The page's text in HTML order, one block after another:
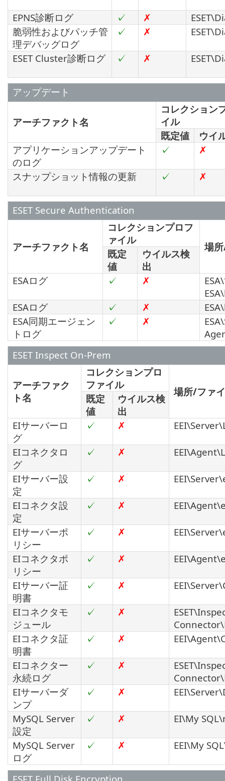
EPNS診断ログ ✓ ✗
脆弱性およびパッチ管
理デバッグログ
✓ ✗
ESET Cluster診断ログ ✓ ✗
アップデート
アーチファクト名
コレクション
イル
既定値
ウイ
アプリケーションアップデート
のログ
✓ ✗
スナップショット情報の更新 ✓ ✗
ESET Secure Authentication
アーチファクト名
コレクションプロフ
ァイル
場
既定
値
ウイルス検
出
ESAログ
✓ ✗
ESAログ
✓ ✗
ESA同期エージェン
トログ
✓ ✗
ESET Inspect On-Prem
アーチファク
ト名
コレクションプロ
ファイル
場所/ファ
既定
値
ウイルス検
出
EIサーバーロ
グ
✓ ✗
EIコネクタロ
グ
✓ ✗
EIサーバー設
定
✓ ✗
EIコネクタ設
定
✓ ✗
EIサーバーポ
リシー
✓ ✗
EIコネクタポ
リシー
✓ ✗
EIサーバー証
明書
✓ ✗
EIコネクタモ
ジュール
✓ ✗
EIコネクタ証
明書
✓ ✗
EIコネクター
永続ログ
✓ ✗
EIサーバーダ
ンプ
✓ ✗
MySQL Server
設定
✓ ✗ EI\My
MySQL Server
ログ
✓ ✗ EEI\My